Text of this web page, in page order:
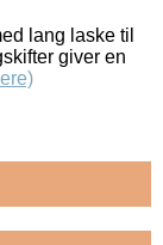
lang laske til
giver en